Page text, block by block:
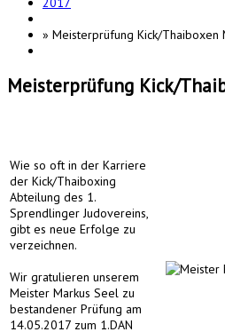
» Meisterprüfung Kick/Thaiboxen
Meisterprüfung Kick/
Wie so oft in der Karriere
der Kick/Thaiboxing
Abteilung des 1.
Sprendlinger Judovereins,
gibt es neue Erfolge zu
verzeichnen.
Wir gratulieren unserem
Meister Markus Seel zu
bestandener Prüfung am
14.05.2017 zum 1.DAN